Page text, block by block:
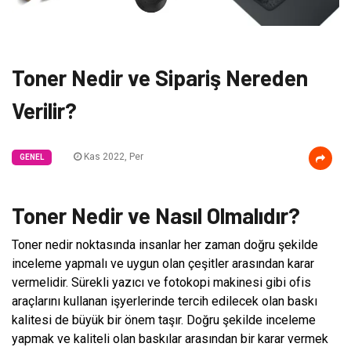
Toner Nedir ve Sipariş Nereden
Verilir?
GENEL Kas 2022, Per
Toner Nedir ve Nasıl Olmalıdır?
Toner nedir noktasında insanlar her zaman doğru şekilde
inceleme yapmalı ve uygun olan çeşitler arasından karar
vermelidir. Sürekli yazıcı ve fotokopi makinesi gibi ofis
araçlarını kullanan işyerlerinde tercih edilecek olan baskı
kalitesi de büyük bir önem taşır. Doğru şekilde inceleme
yapmak ve kaliteli olan baskılar arasından bir karar vermek